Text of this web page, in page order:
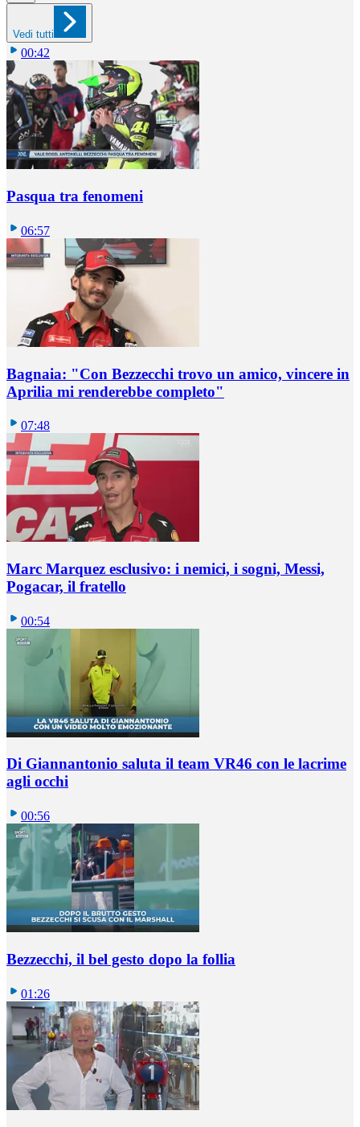
Vedi tutti
00:42
Pasqua tra fenomeni
06:57
Bagnaia: "Con Bezzecchi trovo un amico, vincere in
Aprilia mi renderebbe completo"
07:48
Marc Marquez esclusivo: i nemici, i sogni, Messi,
Pogacar, il fratello
00:54
Di Giannantonio saluta il team VR46 con le lacrime
agli occhi
00:56
Bezzecchi, il bel gesto dopo la follia
01:26